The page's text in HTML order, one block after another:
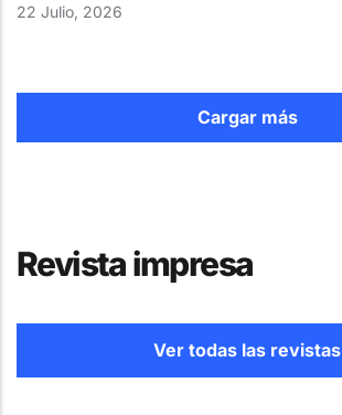
22 Julio, 2026
Cargar más
Revista impresa
Ver todas las revistas